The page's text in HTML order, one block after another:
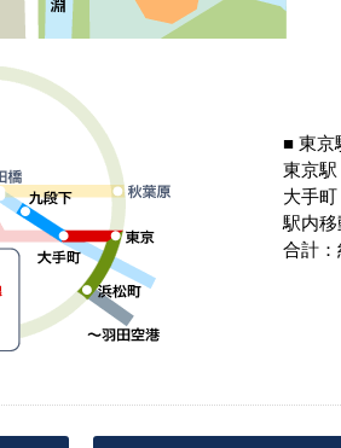
■ 東京
東京
大手
駅内
合計：